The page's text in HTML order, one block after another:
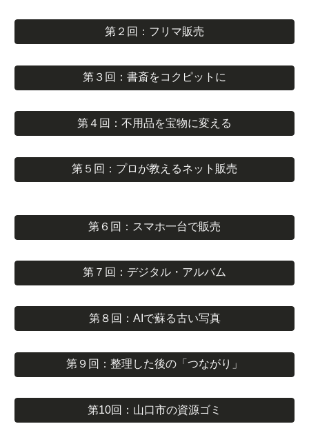
第２回：フリマ販売
第３回：書斎をコクピットに
第４回：不用品を宝物に変える
第５回：プロが教えるネット販売
第６回：スマホ一台で販売
第７回：デジタル・アルバム
第８回：AIで蘇る古い写真
第９回：整理した後の「つながり」
第10回：山口市の資源ゴミ